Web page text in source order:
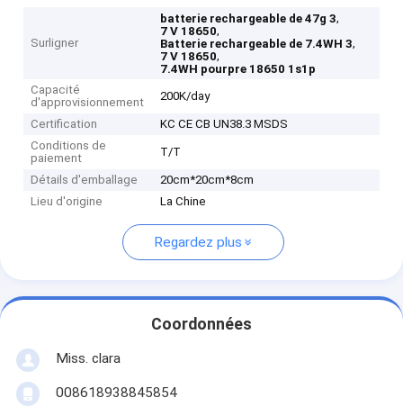
Surligner
batterie rechargeable de 47g 3,
7 V 18650,
Batterie rechargeable de 7.4WH 3,
7 V 18650,
7.4WH pourpre 18650 1s1p
Capacité
d'approvisionnement
200K/day
Certification
KC CE CB UN38.3 MSDS
Conditions de
paiement
T/T
Détails d'emballage
20cm*20cm*8cm
Lieu d'origine
La Chine
Regardez plus
Coordonnées
Miss. clara
008618938845854